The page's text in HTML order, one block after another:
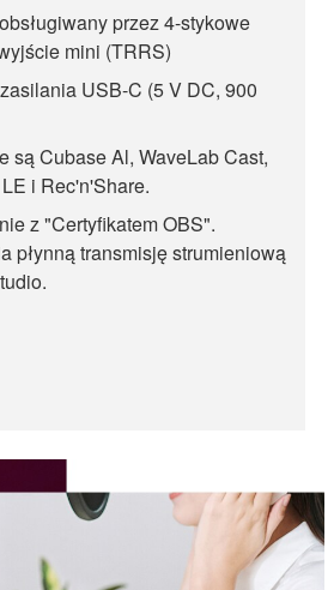
przez 4-stykowe
mini (TRRS)
USB-C (5 V DC, 900
są Cubase Al, WaveLab Cast,
i Rec'n'Share.
z "Certyfikatem OBS".
płynną transmisję strumieniową